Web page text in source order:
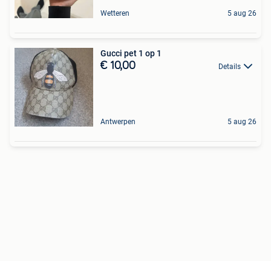
Wetteren 5 aug 26
Gucci pet 1 op 1
€ 10,00 Details
Antwerpen 5 aug 26